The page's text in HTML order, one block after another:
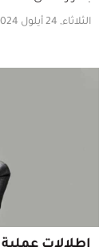
الثلاثاء, 24 أيلول 2024